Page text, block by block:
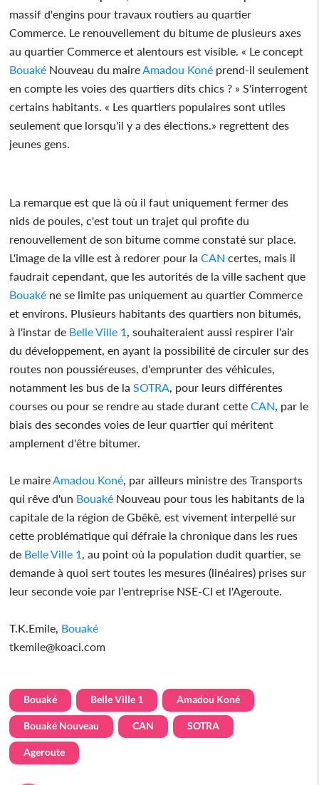
massif d'engins pour travaux routiers au quartier
Commerce. Le renouvellement du bitume de plusieurs axes
au quartier Commerce et alentours est visible. « Le concept
Bouaké Nouveau du maire Amadou Koné prend-il seulement
en compte les voies des quartiers dits chics ? » S'interrogent
certains habitants. « Les quartiers populaires sont utiles
seulement que lorsqu'il y a des élections.» regrettent des
jeunes gens.
La remarque est que là où il faut uniquement fermer des
nids de poules, c'est tout un trajet qui profite du
renouvellement de son bitume comme constaté sur place.
L'image de la ville est à redorer pour la CAN certes, mais il
faudrait cependant, que les autorités de la ville sachent que
Bouaké ne se limite pas uniquement au quartier Commerce
et environs. Plusieurs habitants des quartiers non bitumés,
à l'instar de Belle Ville 1 , souhaiteraient aussi respirer l'air
du développement, en ayant la possibilité de circuler sur des
routes non poussiéreuses, d'emprunter des véhicules,
notamment les bus de la SOTRA , pour leurs différentes
courses ou pour se rendre au stade durant cette CAN , par le
biais des secondes voies de leur quartier qui méritent
amplement d'être bitumer.
Le maire Amadou Koné , par ailleurs ministre des Transports
qui rêve d'un Bouaké Nouveau pour tous les habitants de la
capitale de la région de Gbêkê, est vivement interpellé sur
cette problématique qui défraie la chronique dans les rues
de Belle Ville 1 , au point où la population dudit quartier, se
demande à quoi sert toutes les mesures (linéaires) prises sur
leur seconde voie par l'entreprise NSE-CI et l'Ageroute.
T.K.Emile, Bouaké
tkemile@koaci.com
Bouaké Belle Ville 1 Amadou Koné
Bouaké Nouveau CAN SOTRA
Ageroute